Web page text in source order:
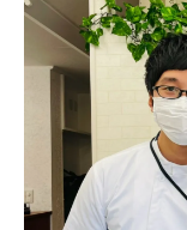
瞬間
健康的なライ
実際
あなたも試し
たな自分
勝川整